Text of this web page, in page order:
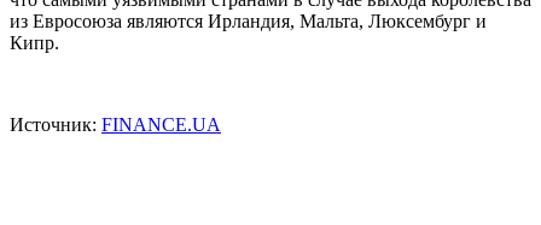
из Евросоюза являются Ирландия, Мальта, Люксембург и
Кипр.
Источник: FINANCE.UA